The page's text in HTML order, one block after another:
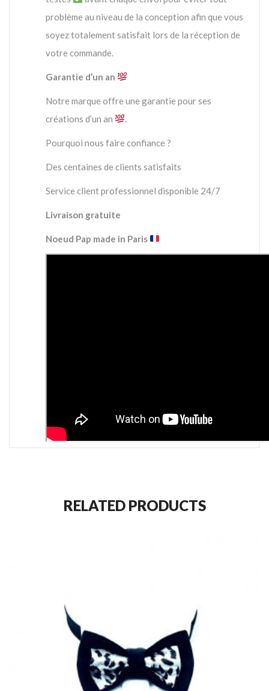
problème au niveau de la conception afin que vous
soyez totalement satisfait lors de la réception de
votre commande.
Garantie d’un an
Notre marque offre une garantie pour ses
créations d’un an
.
Pourquoi nous faire confiance ?
Des centaines de clients satisfaits
Service client professionnel disponible 24/7
Livraison gratuite
Noeud Pap made in Paris
RELATED PRODUCTS